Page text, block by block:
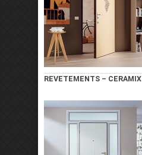
REVETEMENTS – CERAMIX